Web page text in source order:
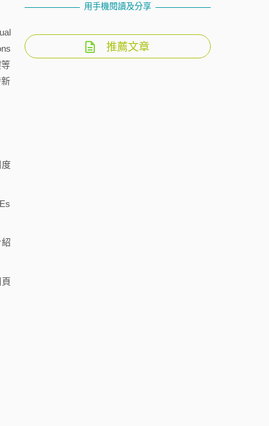
用手機閱讀及分享
推薦文章